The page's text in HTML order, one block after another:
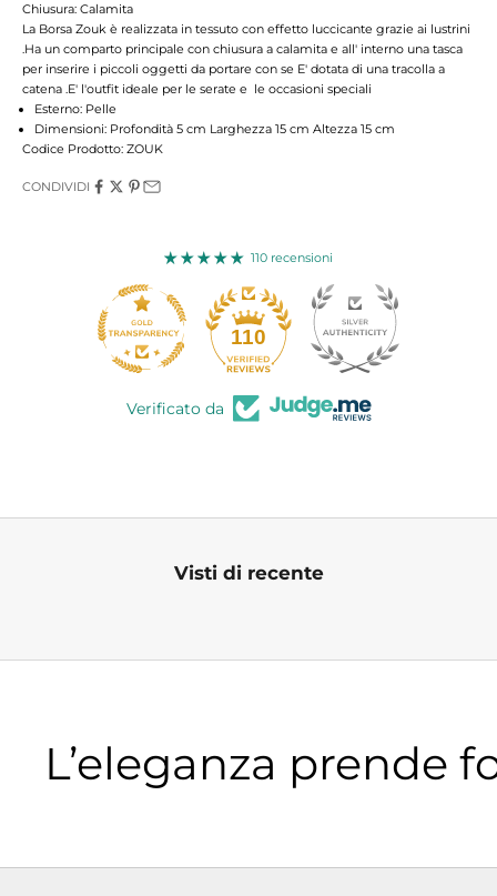
Chiusura: Calamita
La Borsa Zouk è realizzata in tessuto con effetto luccicante grazie ai lustrini
.Ha un comparto principale con chiusura a calamita e all' interno una tasca
per inserire i piccoli oggetti da portare con se E' dotata di una tracolla a
catena .E' l'outfit ideale per le serate e le occasioni speciali
Esterno: Pelle
Dimensioni: Profondità 5 cm Larghezza 15 cm Altezza 15 cm
Codice Prodotto: ZOUK
CONDIVIDI
110 recensioni
110
Verificato da
Visti di recente
L’eleganza prende